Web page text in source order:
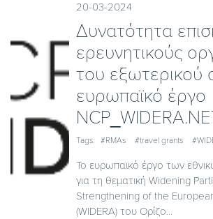
20-03-2024
Δυνατότητα
ερευνητικούς
του εξωτερικού
ευρωπαϊκό έργο
Tags: #RMAs #travel grants
To ευρωπαϊκό έργο των
για τη θεματική Widening
Strengthening of the
(WIDERA) του Ορίζο...